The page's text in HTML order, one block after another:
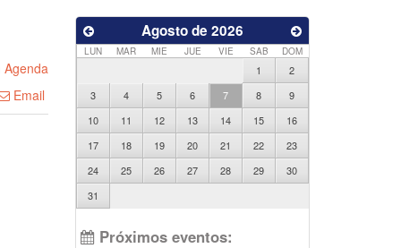
Agenda
Email
Agosto de 2026
LUN MAR MIE JUE VIE SAB DOM
1
2
3
4 5 6 7 8
9
10
11 12 13 14 15
16
17
18 19 20 21 22
23
24
25 26 27 28 29
30
31
Próximos eventos: